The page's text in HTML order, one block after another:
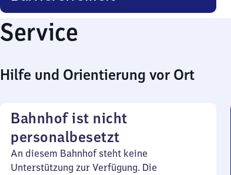
Service
Hilfe und Orientierung vor Ort
Bahnhof ist nicht
personalbesetzt
An diesem Bahnhof steht keine
Unterstützung zur Verfügung. Die